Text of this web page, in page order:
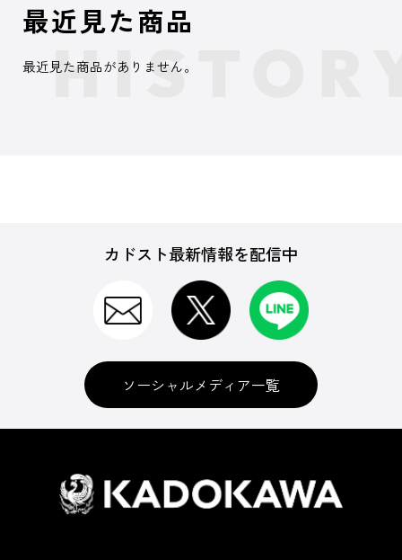
最近見た商品
最近見た商品がありません。
カドスト最新情報を配信中
ソーシャルメディア一覧